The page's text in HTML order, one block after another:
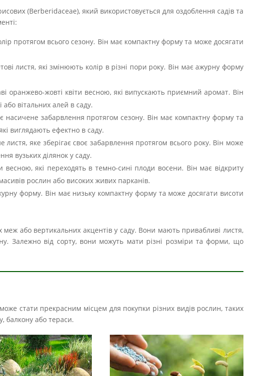
(Berberidaceae), який використовується для оздоблення садів та
протягом всього сезону. Він має компактну форму та може досягати
листя, які змінюють колір в різні пори року. Він має ажурну форму
оранжево-жовті квіти весною, які випускають приємний аромат. Він
вітальних алей в саду.
насичене забарвлення протягом сезону. Він має компактну форму та
виглядають ефектно в саду.
яке зберігає своє забарвлення протягом всього року. Він може
вузьких ділянок у саду.
які переходять в темно-сині плоди восени. Він має відкриту
рослин або високих живих парканів.
форму. Він має низьку компактну форму та може досягати висоти
або вертикальних акцентів у саду. Вони мають привабливі листя,
Залежно від сорту, вони можуть мати різні розміри та форми, що
стати прекрасним місцем для покупки різних видів рослин, таких
балкону або тераси.